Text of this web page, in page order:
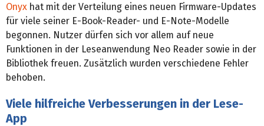
Onyx hat mit der Verteilung eines neuen Firmware-Updates
für viele seiner E-Book-Reader- und E-Note-Modelle
begonnen. Nutzer dürfen sich vor allem auf neue
Funktionen in der Leseanwendung Neo Reader sowie in der
Bibliothek freuen. Zusätzlich wurden verschiedene Fehler
behoben.
Viele hilfreiche Verbesserungen in der Lese-
App